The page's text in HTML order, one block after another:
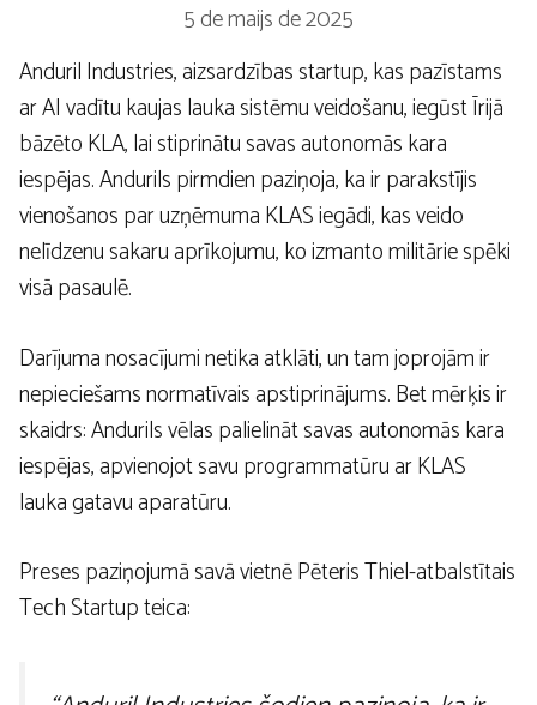
5 de maijs de 2025
Anduril Industries, aizsardzības startup, kas pazīstams
ar AI vadītu kaujas lauka sistēmu veidošanu, iegūst Īrijā
bāzēto KLA, lai stiprinātu savas autonomās kara
iespējas. Andurils pirmdien paziņoja, ka ir parakstījis
vienošanos par uzņēmuma KLAS iegādi, kas veido
nelīdzenu sakaru aprīkojumu, ko izmanto militārie spēki
visā pasaulē.
Darījuma nosacījumi netika atklāti, un tam joprojām ir
nepieciešams normatīvais apstiprinājums. Bet mērķis ir
skaidrs: Andurils vēlas palielināt savas autonomās kara
iespējas, apvienojot savu programmatūru ar KLAS
lauka gatavu aparatūru.
Preses paziņojumā savā vietnē Pēteris Thiel-atbalstītais
Tech Startup teica: